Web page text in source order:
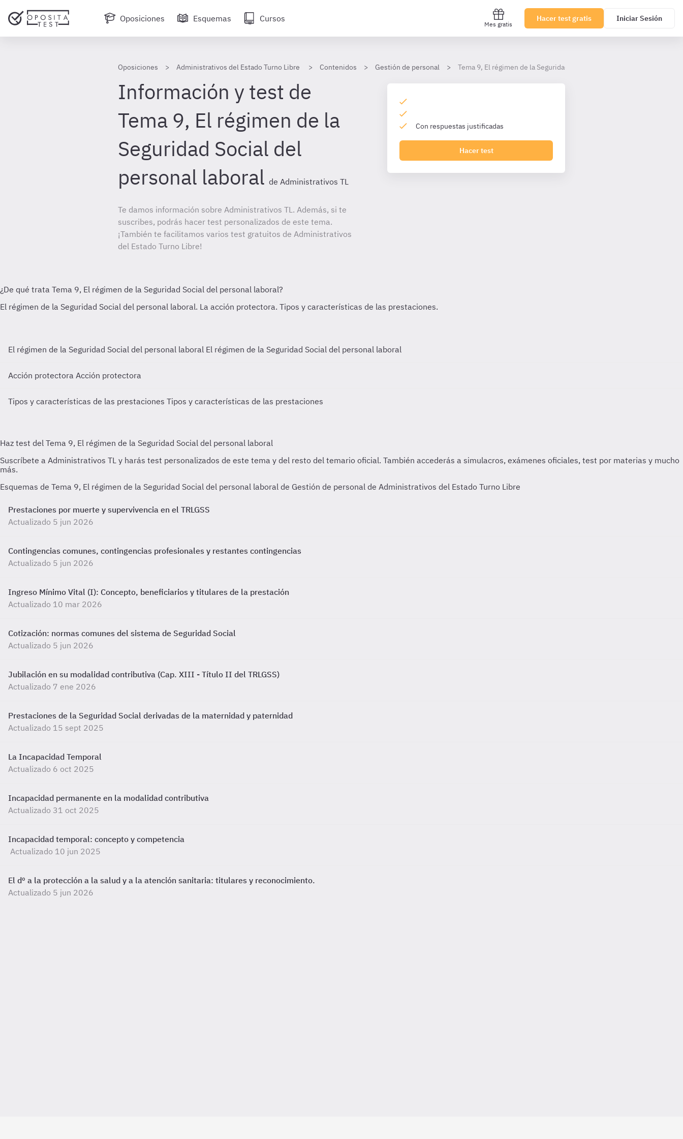
Oposiciones Esquemas Cursos
Mes gratis
Hacer test gratis Iniciar Sesión
Oposiciones Administrativos del Estado Turno Libre Contenidos Gestión de personal Tema 9, El régimen de la Seguridad Social del personal laboral
Información y test de
Tema 9, El régimen de la
Seguridad Social del
personal laboral de Administrativos TL
Te damos información sobre Administrativos TL. Además, si te
suscribes, podrás hacer test personalizados de este tema.
¡También te facilitamos varios test gratuitos de Administrativos
del Estado Turno Libre!
Con respuestas justificadas
Hacer test
El régimen de la Seguridad Social del personal laboral El régimen de la Seguridad Social del personal laboral
Acción protectora Acción protectora
Tipos y características de las prestaciones Tipos y características de las prestaciones
Esquemas de Tema 9, El régimen de la Seguridad Social del personal laboral de Gestión de personal de Administrativos del Estado Turno Libre
Prestaciones por muerte y supervivencia en el TRLGSS
Actualizado 5 jun 2026
Contingencias comunes, contingencias profesionales y restantes contingencias
Actualizado 5 jun 2026
Ingreso Mínimo Vital (I): Concepto, beneficiarios y titulares de la prestación
Actualizado 10 mar 2026
Cotización: normas comunes del sistema de Seguridad Social
Actualizado 5 jun 2026
Jubilación en su modalidad contributiva (Cap. XIII - Título II del TRLGSS)
Actualizado 7 ene 2026
Prestaciones de la Seguridad Social derivadas de la maternidad y paternidad
Actualizado 15 sept 2025
La Incapacidad Temporal
Actualizado 6 oct 2025
Incapacidad permanente en la modalidad contributiva
Actualizado 31 oct 2025
Incapacidad temporal: concepto y competencia
Actualizado 10 jun 2025
El dº a la protección a la salud y a la atención sanitaria: titulares y reconocimiento.
Actualizado 5 jun 2026